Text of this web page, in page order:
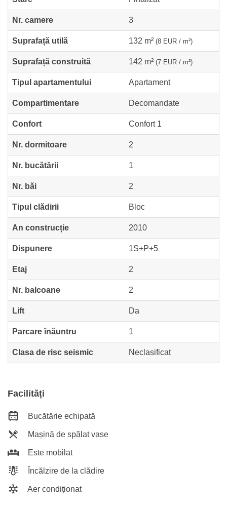
Nr. camere 3
Suprafață utilă 132 m² (8 EUR / m²)
Suprafață construită 142 m² (7 EUR / m²)
Tipul apartamentului Apartament
Compartimentare Decomandate
Confort Confort 1
Nr. dormitoare 2
Nr. bucătării 1
Nr. băi 2
Tipul clădirii Bloc
An construcție 2010
Dispunere 1S+P+5
Etaj 2
Nr. balcoane 2
Lift Da
Parcare înăuntru 1
Clasa de risc seismic Neclasificat
Facilități
Bucătărie echipată
Mașină de spălat vase
Este mobilat
Încălzire de la clădire
Aer condiționat